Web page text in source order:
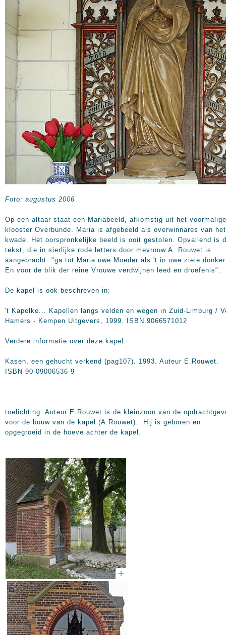
Foto: augustus 2006
Op een altaar staat een Mariabeeld, afkomstig uit het voormalige
klooster Overbunde. Maria is afgebeeld als overwinnares van het
kwade. Het oorspronkelijke beeld is ooit gestolen. Opvallend is
tekst, die in sierlijke rode letters door mevrouw A. Rouwet is
aangebracht: "ga tot Maria uwe Moeder als 't in uwe ziele
En voor de blik der reine Vrouwe verdwijnen leed en droefenis".
De kapel is ook beschreven in:
't Kapelke... Kapellen langs velden en wegen in Zuid-Limburg /
Hamers - Kempen Uitgevers, 1999. ISBN 9066571012
Verdere informatie over deze kapel:
Kasen, een gehucht verkend (pag107). 1993. Auteur E.Rouwet.
ISBN 90-09006536-9
toelichting: Auteur E.Rouwet is de kleinzoon van de
voor de bouw van de kapel (A.Rouwet). Hij is geboren en
opgegroeid in de hoeve achter de kapel.